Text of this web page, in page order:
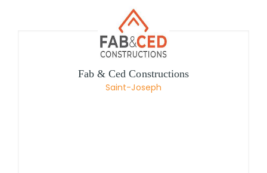
Fab & Ced Constructions
Saint-Joseph